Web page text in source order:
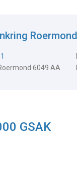
Roermond
6049 AA
GSAK